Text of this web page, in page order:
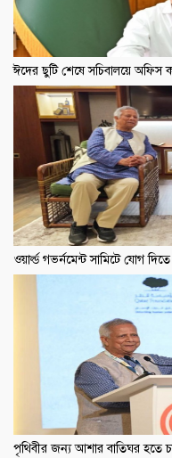
ঈদের ছুটি শেষে সচিবালয়ে অফিস
ওয়ার্ল্ড গভর্নমেন্ট সামিটে যোগ
পৃথিবীর জন্য আশার বাতিঘর হতে